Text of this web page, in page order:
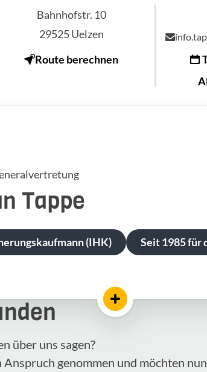
Bahnhofstr. 10
29525Uelzen
Route berechnen
Tappe
(IHK) Seit 1985 für
über uns sagen?
genommen und möchten